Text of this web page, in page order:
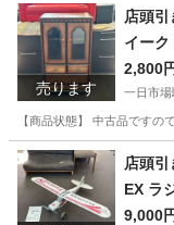
長野 安曇野市 一
売ります
店頭
イーク
2,800
一日市場
【商品状態】 中古品です
長野 安曇野市 一
店頭
EX ラ
9,000